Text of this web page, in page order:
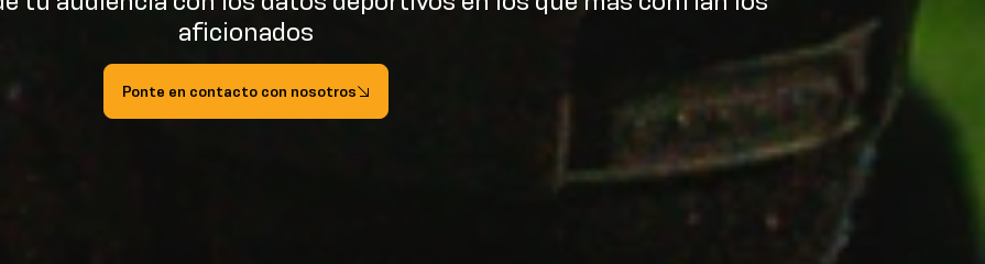
aficionados
Ponte en contacto con nosotros